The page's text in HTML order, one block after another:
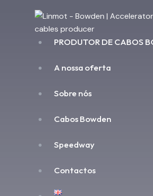
PRODUTOR DE CABOS
A nossa oferta
Sobre nós
Cabos Bowden
Speedway
Contactos